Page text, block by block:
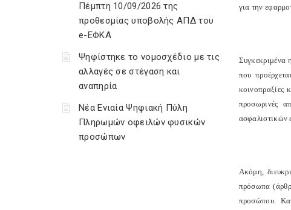
Πέμπτη 10/09/2026 της
προθεσμίας υποβολής ΑΠΔ του
e-ΕΦΚΑ
Ψηφίστηκε το νομοσχέδιο με τις
αλλαγές σε στέγαση και
αναπηρία
Νέα Ενιαία Ψηφιακή Πύλη
Πληρωμών οφειλών φυσικών
προσώπων
για την
Συγκεκριμένα
που
κοινοπραξίες
προσωρινές
ασφαλιστικών
Ακόμη,
πρόσωπα
προσώπου.